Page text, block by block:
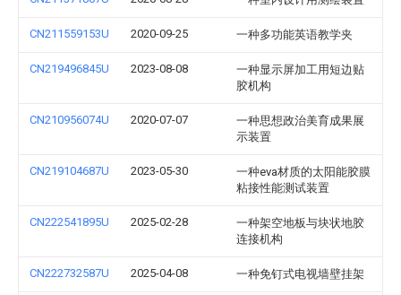
CN211559153U 2020-09-25 一种多功能英语教学夹
CN219496845U 2023-08-08
一种显示屏加工用短边贴
胶机构
CN210956074U 2020-07-07
一种思想政治美育成果展
示装置
CN219104687U 2023-05-30
一种eva材质的太阳能胶膜
粘接性能测试装置
CN222541895U 2025-02-28
一种架空地板与块状地胶
连接机构
CN222732587U 2025-04-08 一种免钉式电视墙壁挂架